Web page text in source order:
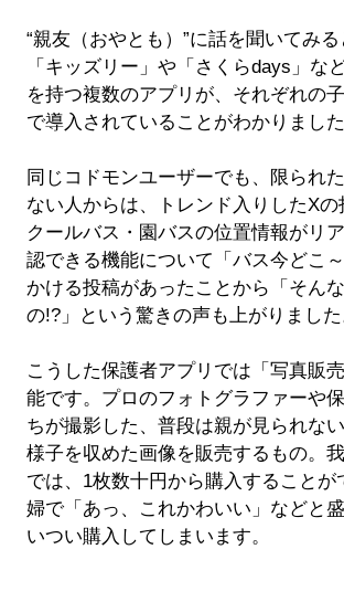
“親友（おやとも）”に話を聞いてみ
「キッズリー」や「さくらdays」な
を持つ複数のアプリが、それぞれの
で導入されていることがわかりました
同じコドモンユーザーでも、限られ
ない人からは、トレンド入りしたXの
クールバス・園バスの位置情報がリ
認できる機能について「バス今どこ
かける投稿があったことから「そん
の!?」という驚きの声も上がりました
こうした保護者アプリでは「写真販
能です。プロのフォトグラファーや
ちが撮影した、普段は親が見られな
様子を収めた画像を販売するもの。
では、1枚数十円から購入することが
婦で「あっ、これかわいい」などと
いつい購入してしまいます。